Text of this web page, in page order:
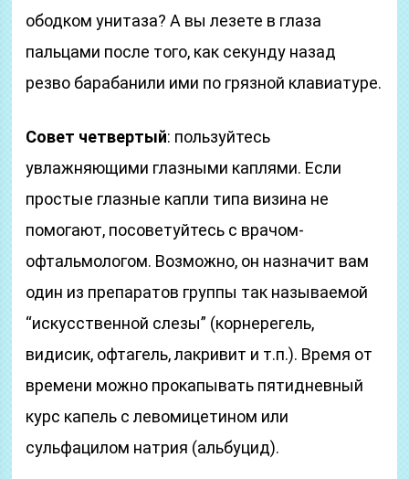
ободком унитаза? А вы лезете в глаза
пальцами после того, как секунду назад
резво барабанили ими по грязной клавиатуре.
Совет четвертый: пользуйтесь
увлажняющими глазными каплями. Если
простые глазные капли типа визина не
помогают, посоветуйтесь с врачом-
офтальмологом. Возможно, он назначит вам
один из препаратов группы так называемой
“искусственной слезы” (корнерегель,
видисик, офтагель, лакривит и т.п.). Время от
времени можно прокапывать пятидневный
курс капель с левомицетином или
сульфацилом натрия (альбуцид).